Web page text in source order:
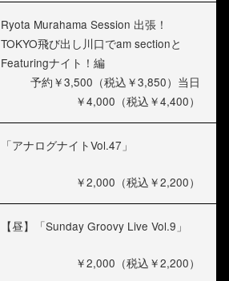
Ryota Murahama Session 出張！
TOKYO飛び出し川口でam sectionと
Featuringナイト！編
予約￥3,500（税込￥3,850）当日
￥4,000（税込￥4,400）
「アナログナイトVol.47」
￥2,000（税込￥2,200）
【昼】「Sunday Groovy Live Vol.9」
￥2,000（税込￥2,200）